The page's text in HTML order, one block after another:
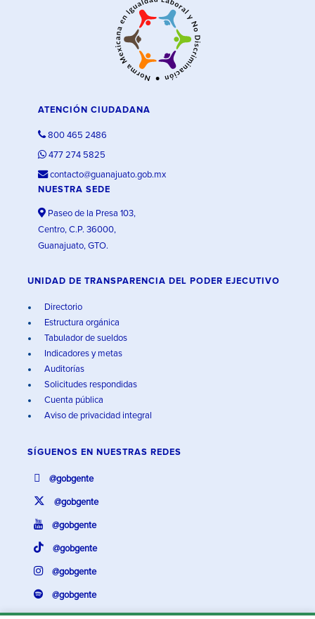
ATENCIÓN CIUDADANA
800 465 2486
477 274 5825
contacto@guanajuato.gob.mx
NUESTRA SEDE
Paseo de la Presa 103,
Centro, C.P. 36000,
Guanajuato, GTO.
UNIDAD DE TRANSPARENCIA DEL PODER EJECUTIVO
Directorio
Estructura orgánica
Tabulador de sueldos
Indicadores y metas
Auditorías
Solicitudes respondidas
Cuenta pública
Aviso de privacidad integral
SÍGUENOS EN NUESTRAS REDES
@gobgente
@gobgente
@gobgente
@gobgente
@gobgente
@gobgente